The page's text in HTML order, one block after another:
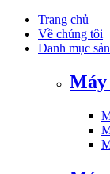
Trang chủ
Về chúng tôi
Danh mục
Máy